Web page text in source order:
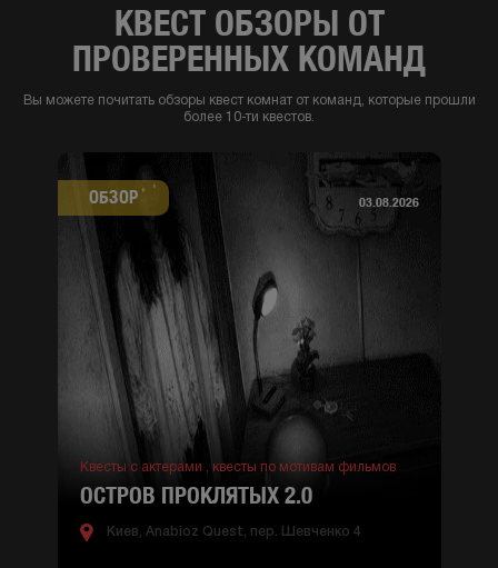
КВЕСТ ОБЗОРЫ ОТ
ПРОВЕРЕННЫХ КОМАНД
Вы можете почитать обзоры квест комнат от команд, которые прошли
более 10-ти квестов.
ОБЗОР 03.08.2026
Квесты с актерами , квесты по мотивам фильмов
ОСТРОВ ПРОКЛЯТЫХ 2.0
Киев, Anabioz Quest, пер. Шевченко 4